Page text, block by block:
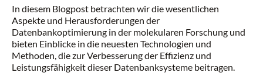
In diesem Blogpost betrachten wir die wesentlichen
Aspekte und Herausforderungen der
Datenbankoptimierung in der molekularen Forschung und
bieten Einblicke in die neuesten Technologien und
Methoden, die zur Verbesserung der Effizienz und
Leistungsfähigkeit dieser Datenbanksysteme beitragen.